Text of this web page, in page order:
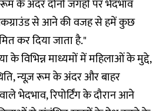
के अंदर दोनों जगहों पर भेदभाव
से आने की वजह से हमें कुछ
कर दिया जाता है."
के विभिन्न माध्यमों में महिलाओं के मुद्दे,
न्यूज़ रूम के अंदर और बाहर
भेदभाव, रिपोर्टिंग के दौरान आने